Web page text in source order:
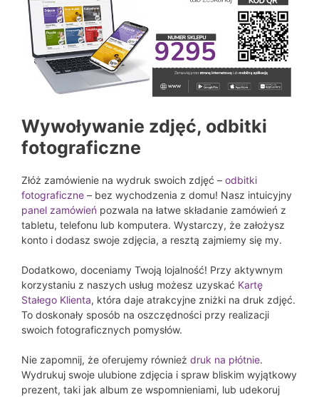
Wywoływanie zdjęć, odbitki
fotograficzne
Złóż zamówienie na wydruk swoich zdjęć – odbitki
fotograficzne – bez wychodzenia z domu! Nasz intuicyjny
panel zamówień pozwala na łatwe składanie zamówień z
tabletu, telefonu lub komputera. Wystarczy, że założysz
konto i dodasz swoje zdjęcia, a resztą zajmiemy się my.
Dodatkowo, doceniamy Twoją lojalność! Przy aktywnym
korzystaniu z naszych usług możesz uzyskać Kartę
Stałego Klienta, która daje atrakcyjne zniżki na druk zdjęć.
To doskonały sposób na oszczędności przy realizacji
swoich fotograficznych pomysłów.
Nie zapomnij, że oferujemy również druk na płótnie.
Wydrukuj swoje ulubione zdjęcia i spraw bliskim wyjątkowy
prezent, taki jak album ze wspomnieniami, lub udekoruj